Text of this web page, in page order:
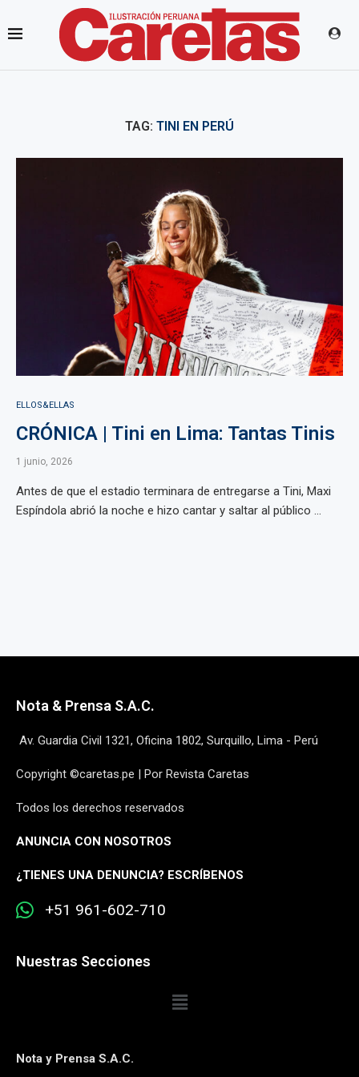
TAG: TINI EN PERÚ
ELLOS&ELLAS
CRÓNICA | Tini en Lima: Tantas Tinis
1 junio, 2026
Antes de que el estadio terminara de entregarse a Tini, Maxi
Espíndola abrió la noche e hizo cantar y saltar al público ...
Nota & Prensa S.A.C.
Av. Guardia Civil 1321, Oficina 1802, Surquillo, Lima - Perú
Copyright ©caretas.pe | Por Revista Caretas
Todos los derechos reservados
ANUNCIA CON NOSOTROS
¿TIENES UNA DENUNCIA? ESCRÍBENOS
+51 961-602-710
Nuestras Secciones
Nota y Prensa S.A.C.